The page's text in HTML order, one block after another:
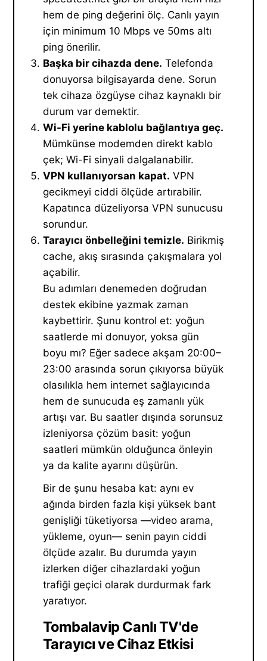
hem de ping değerini ölç. Canlı yayın
için minimum 10 Mbps ve 50ms altı
ping önerilir.
Başka bir cihazda dene. Telefonda
donuyorsa bilgisayarda dene. Sorun
tek cihaza özgüyse cihaz kaynaklı bir
durum var demektir.
Wi-Fi yerine kablolu bağlantıya geç.
Mümkünse modemden direkt kablo
çek; Wi-Fi sinyali dalgalanabilir.
VPN kullanıyorsan kapat. VPN
gecikmeyi ciddi ölçüde artırabilir.
Kapatınca düzeliyorsa VPN sunucusu
sorundur.
Tarayıcı önbelleğini temizle. Birikmiş
cache, akış sırasında çakışmalara yol
açabilir.
Bu adımları denemeden doğrudan
destek ekibine yazmak zaman
kaybettirir. Şunu kontrol et: yoğun
saatlerde mi donuyor, yoksa gün
boyu mı? Eğer sadece akşam 20:00–
23:00 arasında sorun çıkıyorsa büyük
olasılıkla hem internet sağlayıcında
hem de sunucuda eş zamanlı yük
artışı var. Bu saatler dışında sorunsuz
izleniyorsa çözüm basit: yoğun
saatleri mümkün olduğunca önleyin
ya da kalite ayarını düşürün.
Bir de şunu hesaba kat: aynı ev
ağında birden fazla kişi yüksek bant
genişliği tüketiyorsa —video arama,
yükleme, oyun— senin payın ciddi
ölçüde azalır. Bu durumda yayın
izlerken diğer cihazlardaki yoğun
trafiği geçici olarak durdurmak fark
yaratıyor.
Tombalavip Canlı TV'de
Tarayıcı ve Cihaz Etkisi